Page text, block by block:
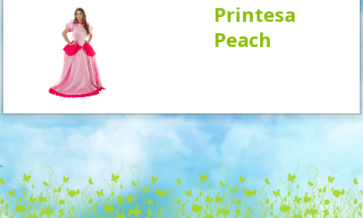
Printesa
Peach